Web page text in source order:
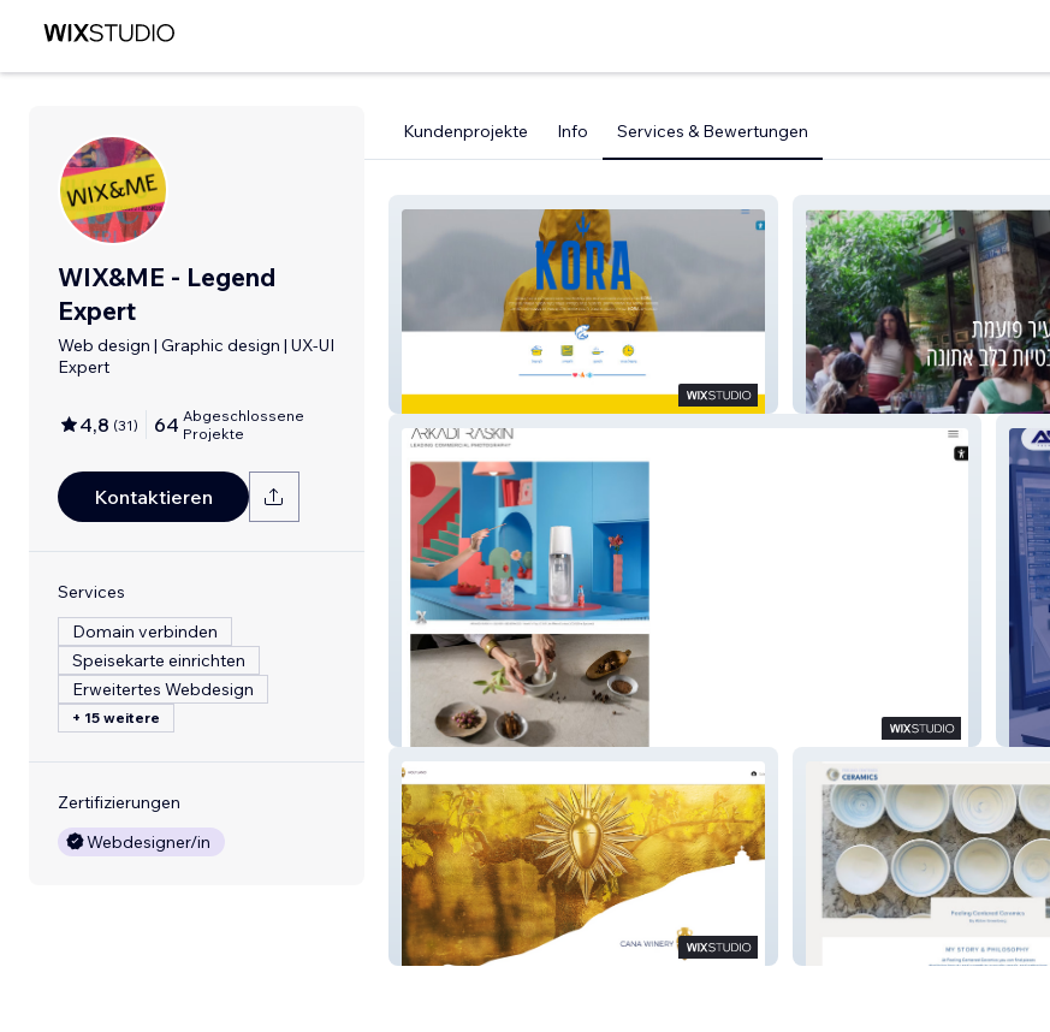
WIX&ME - Legend
Expert
Web design | Graphic design | UX-UI
Expert
4,8 (31) 64 Abgeschlossene
Projekte
Kontaktieren
Services
Domain verbinden
Speisekarte einrichten
Erweitertes Webdesign
+ 15 weitere
Zertifizierungen
Webdesigner/in
Kundenprojekte Info Services & Bewertungen
פסקו גת zoe189
Arkadi Raskin
Cana Abbie Greenberg